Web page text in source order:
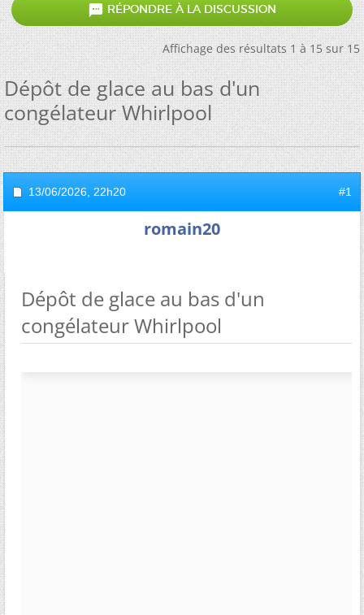
 RÉPONDRE À LA DISCUSSION
Affichage des résultats 1 à 15 sur 15
Dépôt de glace au bas d'un
congélateur Whirlpool
13/06/2026, 22h20 #1
romain20
Dépôt de glace au bas d'un
congélateur Whirlpool